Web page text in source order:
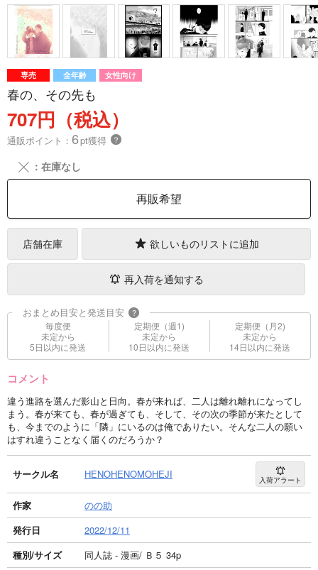
専売 全年齢 女性向け
春の、その先も
707円（税込）
通販ポイント： 6pt獲得 ？
╳ ：在庫なし
再販希望
店舗在庫 欲しいものリストに追加
再入荷を通知する
おまとめ目安と発送目安 ?
毎度便
未定から
5日以内に発送
定期便（週1)
未定から
10日以内に発送
定期便（月2)
未定から
14日以内に発送
コメント
違う進路を選んだ影山と日向。春が来れば、二人は離れ離れになってし
まう。春が来ても、春が過ぎても、そして、その次の季節が来たとして
も、今までのように「隣」にいるのは俺でありたい。そんな二人の願い
はすれ違うことなく届くのだろうか？
サークル名 HENOHENOMOHEJI 入荷アラート
作家
のの助
発行日
2022/12/11
種別/サイズ
同人誌 - 漫画/ Ｂ５ 34p